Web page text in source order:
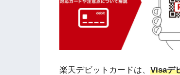
楽天デビットカードは、 Visaデ